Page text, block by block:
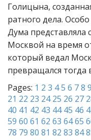
Голицына,
ратного дела.
Дума представляла
Москвой на время
который ведал
превращался
Pages: 1 2 3 45 6 78 9
21 22 23 24 25 26 27
40 41 42 43 44 45 46
59 60 61 62 63 6465
78 79 80 81 82 83 84